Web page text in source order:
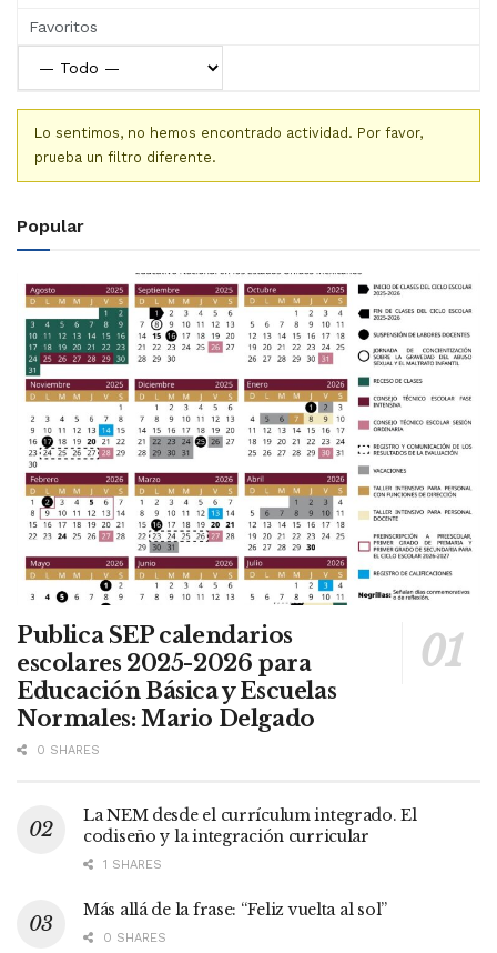
Favoritos
Lo sentimos, no hemos encontrado actividad. Por favor,
prueba un filtro diferente.
Popular
Publica SEP calendarios
escolares 2025-2026 para
Educación Básica y Escuelas
Normales: Mario Delgado
0 SHARES
La NEM desde el currículum integrado. El
codiseño y la integración curricular
1 SHARES
Más allá de la frase: “Feliz vuelta al sol”
0 SHARES